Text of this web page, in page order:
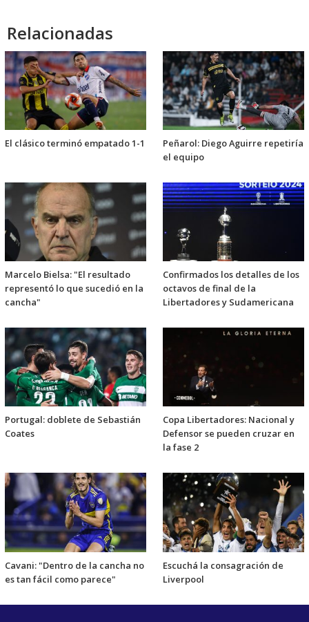
Relacionadas
El clásico terminó empatado 1-1
Peñarol: Diego Aguirre repetiría
el equipo
Marcelo Bielsa: "El resultado
representó lo que sucedió en la
cancha"
Confirmados los detalles de los
octavos de final de la
Libertadores y Sudamericana
Portugal: doblete de Sebastián
Coates
Copa Libertadores: Nacional y
Defensor se pueden cruzar en
la fase 2
Cavani: "Dentro de la cancha no
es tan fácil como parece"
Escuchá la consagración de
Liverpool